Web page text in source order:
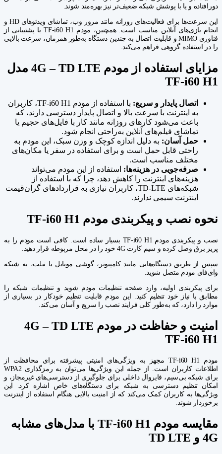
دورافتاده و یا با پوشش شبکه ضعیف‌تر نیز بهره‌مند شوند.
این سرعت‌ها برای فعالیت‌های روزانه مانند مرور وب، تماشای ویدئوهای HD و
انجام بازی‌های آنلاین مناسب است. همچنین، مودم TF-i60 H1 با پشتیبانی از
فناوری MIMO و قابلیت اتصال به چندین دستگاه به‌طور همزمان، سرعت بالایی
را در استفاده گروهی فراهم می‌کند.
مزایای استفاده از مودم 4G – TD LTE مدل
TF-i60 H1
اتصال پایدار و سریع:
با استفاده از مودم TF-i60 H1، کاربران
به اینترنت با سرعت بالا و اتصال پایدار دسترسی دارند، که
باعث می‌شود کارهای روزانه مانند کار با فایل‌های حجیم یا
تماشای فیلم‌های آنلاین به‌راحتی انجام شود.
حمل آسان: به دلیل اندازه کوچک و وزن سبک، این مودم به
راحتی قابل حمل است و برای استفاده در سفر یا مکان‌های
مختلف مناسب است.
صرفه‌جویی در هزینه‌ها: استفاده از این مودم می‌تواند
هزینه‌های اینترنت را کاهش دهد، چرا که با استفاده از
شبکه‌های TD-LTE، کاربران نیازی به قراردادهای گران‌قیمت
اینترنت سیمی ندارند.
نحوه نصب و پیکربندی مودم TF-i60 H1
نصب و پیکربندی مودم TF-i60 H1 بسیار ساده است. کافی است مودم را به
پریز برق وصل کرده و سیم کارت 4G خود را در محل مربوطه قرار دهید.
سپس از طریق دستگاه‌هایی مانند کامپیوتر، گوشی موبایل یا تبلت، به شبکه
وای‌فای مودم متصل شوید.
برای پیکربندی اولیه، وارد صفحه تنظیمات مودم شوید و تنظیمات شبکه را
مطابق با نیاز خود تنظیم کنید. این مودم قابلیت تنظیم خودکار در بسیاری از
موارد را دارد، که به‌طور کلی فرایند نصب را سریع و آسان می‌کند.
امنیت و حفاظت در مودم 4G – TD LTE
TF-i60 H1
مودم TF-i60 H1 مجهز به ویژگی‌های امنیتی پیشرفته برای محافظت از
اطلاعات کاربران است. از جمله این ویژگی‌ها می‌توان به رمزگذاری WPA2
برای شبکه بی‌سیم، فایروال داخلی برای جلوگیری از دسترسی‌های غیرمجاز، و
امکان تنظیم دسترسی به شبکه برای دستگاه‌های خاص اشاره کرد. این
ویژگی‌ها به کاربران کمک می‌کند که از امنیت بالایی هنگام استفاده از اینترنت
برخوردار شوند.
مقایسه مودم TF-i60 H1 با مدل‌های مشابه
4G و TD LTE